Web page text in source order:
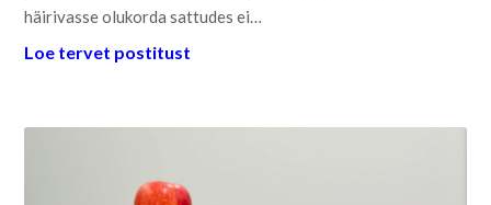
häirivasse olukorda sattudes ei…
Loe tervet postitust